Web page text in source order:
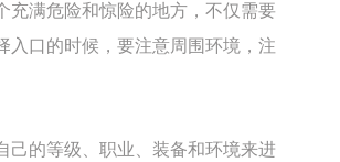
充满危险和惊险的地方，不仅需要
入口的时候，要注意周围环境，注
己的等级、职业、装备和环境来进